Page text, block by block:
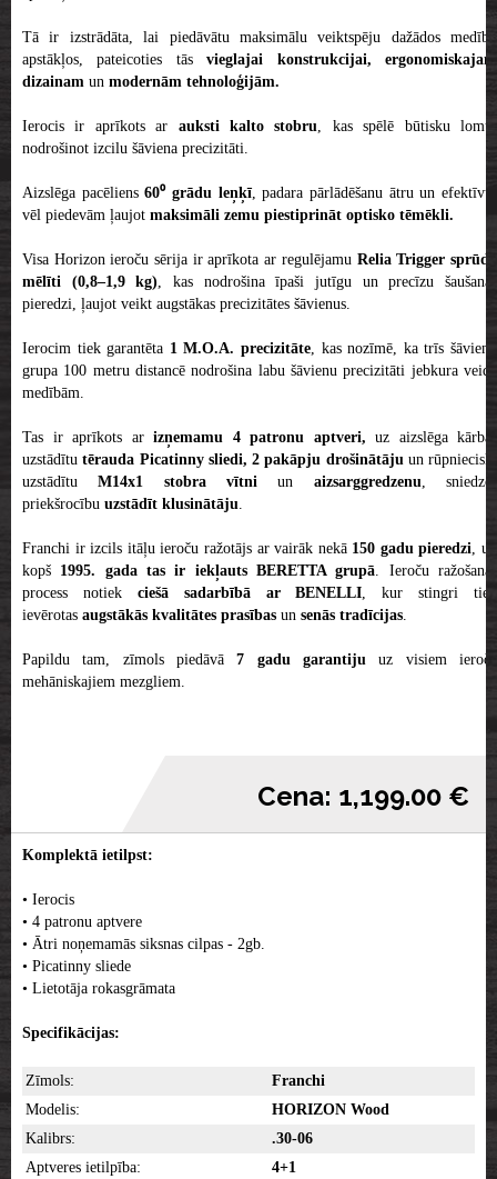
Tā ir izstrādāta, lai piedāvātu maksimālu veiktspēju dažādos medību
apstākļos, pateicoties tāsvieglajai konstrukcijai, ergonomiskajam
dizainam un modernām tehnoloģijām.
Ierocis ir aprīkots ar auksti kalto stobru, kas spēlē būtisku lomu,
nodrošinot izcilu šāviena precizitāti.
Aizslēga pacēliens60⁰ grādu leņķī, padara pārlādēšanu ātru un efektīvu,
vēl piedevām ļaujot maksimāli zemu piestiprināt optisko tēmēkli.
Visa Horizon ieroču sērija ir aprīkota ar regulējamu Relia Trigger sprūda
mēlīti (0,8–1,9 kg), kas nodrošina īpaši jutīgu un precīzu šaušanas
pieredzi, ļaujot veikt augstākas precizitātes šāvienus.
Ierocim tiek garantēta 1 M.O.A. precizitāte, kas nozīmē, ka trīs šāvienu
grupa 100 metru distancē nodrošina labu šāvienu precizitāti jebkura veida
medībām.
Tas ir aprīkots ar izņemamu 4 patronu aptveri, uz aizslēga kārbas
uzstādītutērauda Picatinny sliedi, 2 pakāpju drošinātāju un rūpnieciski
uzstādītuM14x1 stobra vītni un aizsarggredzenu, sniedzot
priekšrocību uzstādīt klusinātāju.
Franchi ir izcils itāļu ieroču ražotājs ar vairāk nekā 150 gadu pieredzi, un
kopš 1995. gada tas ir iekļauts BERETTA grupā. Ieroču ražošanas
process notiek ciešā sadarbībā ar BENELLI, kur stingri tiek
ievērotas augstākās kvalitātes prasības un senās tradīcijas.
Papildu tam, zīmols piedāvā7 gadu garantiju uz visiem ieroča
mehāniskajiem mezgliem.
Cena: 1,199.00 €
Komplektā ietilpst:
• Ierocis
• 4 patronu aptvere
• Ātri noņemamās siksnas cilpas - 2gb.
• Picatinny sliede
• Lietotāja rokasgrāmata
Specifikācijas:
Zīmols:
Franchi
Modelis:
HORIZON Wood
Kalibrs:
.30-06
Aptveres ietilpība:
4+1